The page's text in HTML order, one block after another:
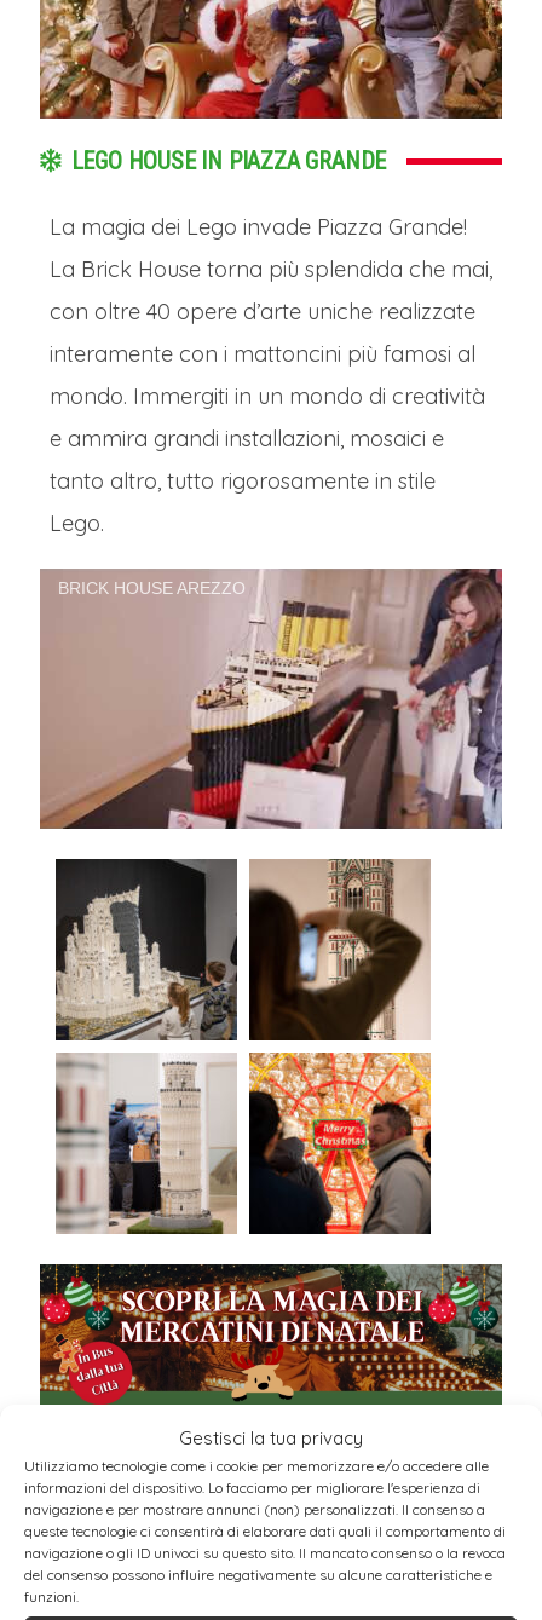
Gestisci la tua privacy
Utilizziamo tecnologie come i cookie per memorizzare e/o accedere alle
informazioni del dispositivo. Lo facciamo per migliorare l'esperienza di
navigazione e per mostrare annunci (non) personalizzati. Il consenso a
queste tecnologie ci consentirà di elaborare dati quali il comportamento di
navigazione o gli ID univoci su questo sito. Il mancato consenso o la revoca
del consenso possono influire negativamente su alcune caratteristiche e
funzioni.
LEGO HOUSE IN PIAZZA GRANDE
La magia dei Lego invade Piazza Grande!
La Brick House torna più splendida che mai,
con oltre 40 opere d’arte uniche realizzate
interamente con i mattoncini più famosi al
mondo. Immergiti in un mondo di creatività
e ammira grandi installazioni, mosaici e
tanto altro, tutto rigorosamente in stile
Lego.
BRICK HOUSE AREZZO
BIG LIGHTS SHOW
Testo: Un’esplosione di colori e musica! Ogni